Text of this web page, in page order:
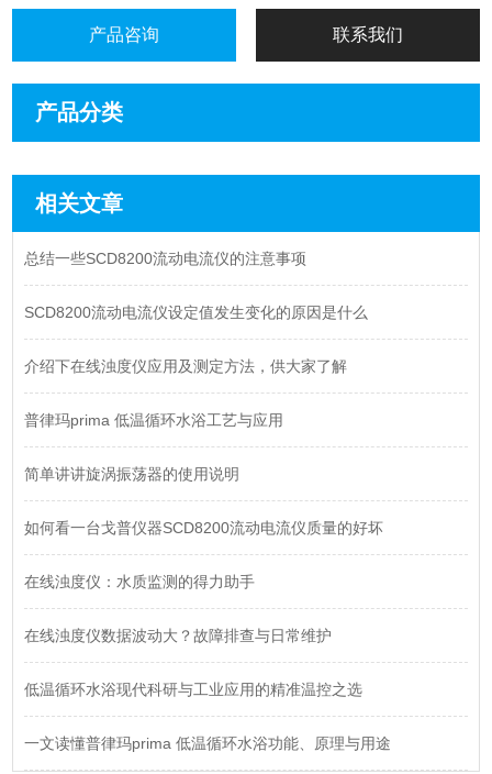
产品咨询 联系我们
产品分类
相关文章
总结一些SCD8200流动电流仪的注意事项
SCD8200流动电流仪设定值发生变化的原因是什么
介绍下在线浊度仪应用及测定方法，供大家了解
普律玛prima 低温循环水浴工艺与应用
简单讲讲旋涡振荡器的使用说明
如何看一台戈普仪器SCD8200流动电流仪质量的好坏
在线浊度仪：水质监测的得力助手
在线浊度仪数据波动大？故障排查与日常维护
低温循环水浴现代科研与工业应用的精准温控之选
一文读懂普律玛prima 低温循环水浴功能、原理与用途